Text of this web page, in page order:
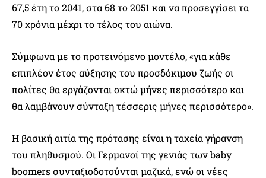
67,5 έτη το 2041, στα 68 το 2051 και να προσεγγίσει τα
70 χρόνια μέχρι το τέλος του αιώνα.
Σύμφωνα με το προτεινόμενο μοντέλο, «για κάθε
επιπλέον έτος αύξησης του προσδόκιμου ζωής οι
πολίτες θα εργάζονται οκτώ μήνες περισσότερο και
θα λαμβάνουν σύνταξη τέσσερις μήνες περισσότερο».
Η βασική αιτία της πρότασης είναι η ταχεία γήρανση
του πληθυσμού. Οι Γερμανοί της γενιάς των baby
boomers συνταξιοδοτούνται μαζικά, ενώ οι νέες